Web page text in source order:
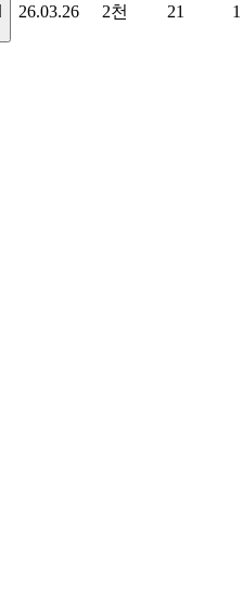
26.03.26 2천 21 1